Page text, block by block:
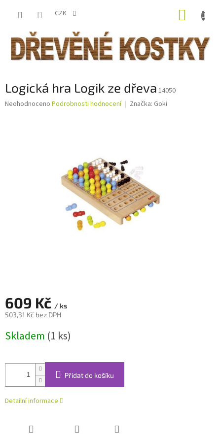
CZK
Logická hra Logik ze dřeva 14050
Průměrné
Neohodnoceno Podrobnosti hodnocení Značka: Goki
609 Kč / ks
503,31 Kč bez DPH
cena:
Skladem (1 ks)
Přidat do košíku
Detailní informace